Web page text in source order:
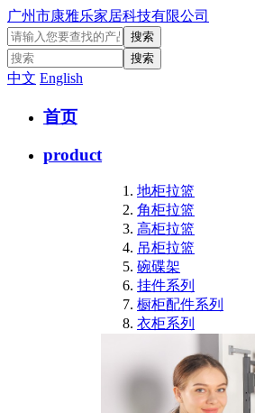
广州市康雅乐家居科技有限公司
中文 English
首页
product
地柜拉篮
角柜拉篮
高柜拉篮
吊柜拉篮
碗碟架
挂件系列
橱柜配件系列
衣柜系列